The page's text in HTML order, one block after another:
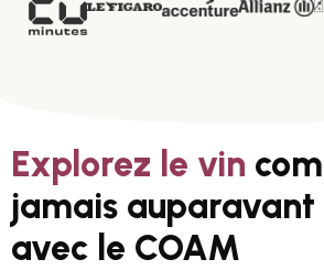
Explorez le vin
jamais auparavant
avec le COAM